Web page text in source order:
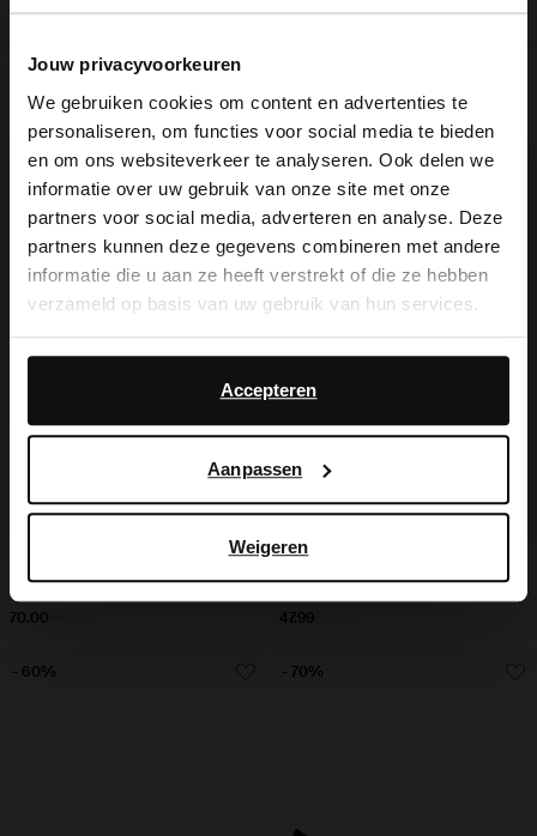
Jouw privacyvoorkeuren
We gebruiken cookies om content en advertenties te
personaliseren, om functies voor social media te bieden
en om ons websiteverkeer te analyseren. Ook delen we
informatie over uw gebruik van onze site met onze
partners voor social media, adverteren en analyse. Deze
partners kunnen deze gegevens combineren met andere
informatie die u aan ze heeft verstrekt of die ze hebben
verzameld op basis van uw gebruik van hun services.
Daarnaast werken wij samen met Google voor
advertentie- en meetdoeleinden. Meer informatie over
hoe Google uw persoonsgegevens gebruikt, vindt u op
Accepteren
Aanpassen
Weigeren
69.99 119.99
schacht
70.00
- 50%
47.99
- 40%
- 60% - 70%
×
View this website in English?
It looks like your language isn't Dutch. Would
you like to switch to English?
Yes, switch to
English
No, stay in Dutch